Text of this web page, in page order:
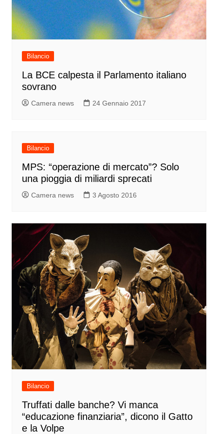
Bilancio
La BCE calpesta il Parlamento italiano
sovrano
Camera news 24 Gennaio 2017
Bilancio
MPS: “operazione di mercato”? Solo
una pioggia di miliardi sprecati
Camera news 3 Agosto 2016
Bilancio
Truffati dalle banche? Vi manca
“educazione finanziaria”, dicono il Gatto
e la Volpe